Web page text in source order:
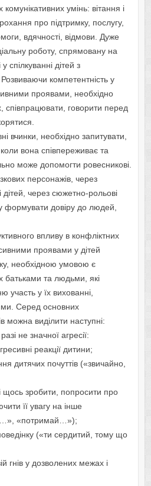
комунікативних умінь: вітання і
про підтримку, послугу,
вдячності, відмови. Дуже
роботу, спрямовану на
спілкуванні дітей з
компетентність у
проявами, необхідно
співпрацювати, говорити перед
вчинки, необхідно запитувати,
вона співпереживає та
може допомогти ровесникові.
персонажів, через
дітей, через сюжетно-рольові
формувати довіру до людей,
впливу в конфліктних
проявами у дітей
необхідною умовою є
батьками та людьми, які
участь у їх вихованні,
Серед основних
можна виділити наступні:
не значної агресії:
реакції дитини;
дитячих почуттів («звичайно,
щось зробити, попросити про
її увагу на інше
«потримай…»);
(«ти сердитий, тому що
гнів у дозволених межах і